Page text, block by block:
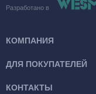
Разработано в
КОМПАНИЯ
ДЛЯ ПОКУПАТЕЛЕЙ
КОНТАКТЫ